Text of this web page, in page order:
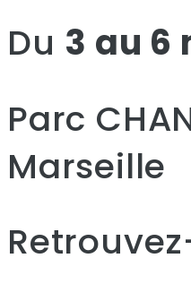
Du 3 au 6
Parc
Marseille